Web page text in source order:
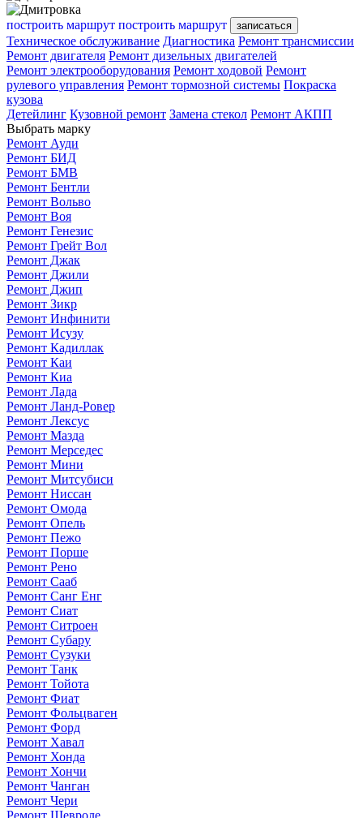
построить маршрут построить маршрут записаться
Техническое обслуживание Диагностика Ремонт трансмиссии
Ремонт двигателя Ремонт дизельных двигателей
Ремонт электрооборудования Ремонт ходовой Ремонт
рулевого управления Ремонт тормозной системы Покраска
кузова
Детейлинг Кузовной ремонт Замена стекол Ремонт АКПП
Выбрать марку
Ремонт Ауди
Ремонт БИД
Ремонт БМВ
Ремонт Бентли
Ремонт Вольво
Ремонт Воя
Ремонт Генезис
Ремонт Грейт Вол
Ремонт Джак
Ремонт Джили
Ремонт Джип
Ремонт Зикр
Ремонт Инфинити
Ремонт Исузу
Ремонт Кадиллак
Ремонт Каи
Ремонт Киа
Ремонт Лада
Ремонт Ланд-Ровер
Ремонт Лексус
Ремонт Мазда
Ремонт Мерседес
Ремонт Мини
Ремонт Митсубиси
Ремонт Ниссан
Ремонт Омода
Ремонт Опель
Ремонт Пежо
Ремонт Порше
Ремонт Рено
Ремонт Сааб
Ремонт Санг Енг
Ремонт Сиат
Ремонт Ситроен
Ремонт Субару
Ремонт Сузуки
Ремонт Танк
Ремонт Тойота
Ремонт Фиат
Ремонт Фольцваген
Ремонт Форд
Ремонт Хавал
Ремонт Хонда
Ремонт Хончи
Ремонт Чанган
Ремонт Чери
Ремонт Шевроле